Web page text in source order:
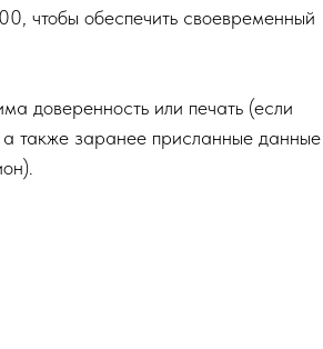
чтобы обеспечить своевременный
доверенность или печать (если
также заранее присланные данные